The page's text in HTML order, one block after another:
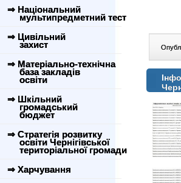
⇒ Національний
мультипредметний тест
⇒ Цивільний
захист
⇒ Матеріально-технічна
база закладів
освіти
⇒ Шкільний
громадський
бюджет
⇒ Стратегія розвитку
освіти Чернігівської
територіальної громади
⇒ Харчування